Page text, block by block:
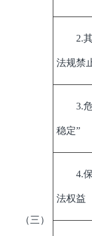
（三）
2.
法规禁
3.
稳定”
4.
法权益